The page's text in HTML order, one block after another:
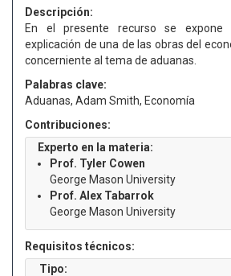
Descripción:
En el presente recurso se expone
explicación de una de las obras del
concerniente al tema de aduanas.
Palabras clave:
Aduanas, Adam Smith, Economía
Contribuciones:
Experto en la materia:
Prof. Tyler Cowen
George Mason University
Prof. Alex Tabarrok
George Mason University
Requisitos técnicos:
Tipo: